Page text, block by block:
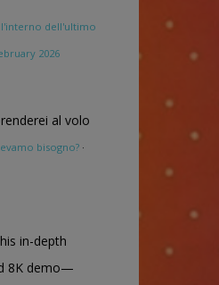
dell'ultimo
2026
al volo
bisogno? ·
in-depth
8K demo—